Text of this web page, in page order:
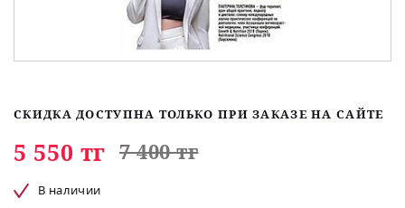
СКИДКА ДОСТУПНА ТОЛЬКО ПРИ ЗАКАЗЕ НА САЙТЕ
5 550 тг 7 400 тг
В наличии